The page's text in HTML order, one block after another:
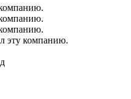
эту компанию.